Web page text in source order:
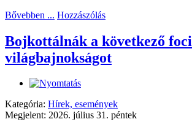
Bővebben ... Hozzászólás
Bojkottálnák a következő foci
világbajnokságot
Kategória: Hírek, események
Megjelent: 2026. július 31. péntek